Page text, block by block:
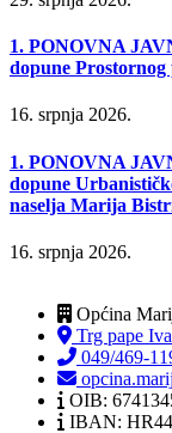
1. PONOVNA JAVNA RASPRAVA o Prijedlogu izmjene i
dopune
16. srpnja 2026.
1. PONOVNA JAVNA RASPRAVA o Prijedlogu izmjene i
dopune
naselja Marija
16. srpnja 2026.
Općina
Trg pape
049/469-
OIB:
IBAN: